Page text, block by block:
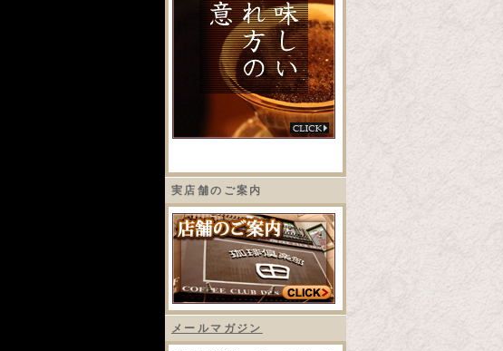
実店舗のご案内
メールマガジン